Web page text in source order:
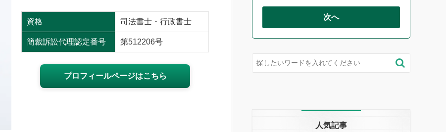
資格 司法書士・行政書士
簡裁訴訟代理認定番号 第512206号
プロフィールページはこちら
次へ
人気記事